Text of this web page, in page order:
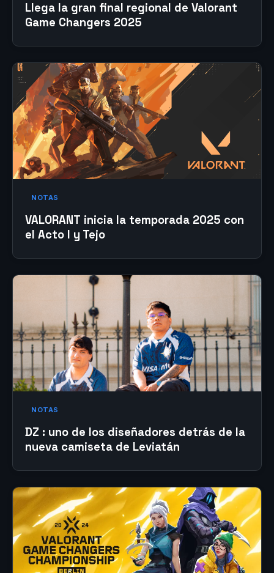
Llega la gran final regional de Valorant
Game Changers 2025
NOTAS
VALORANT inicia la temporada 2025 con
el Acto I y Tejo
NOTAS
DZ : uno de los diseñadores detrás de la
nueva camiseta de Leviatán